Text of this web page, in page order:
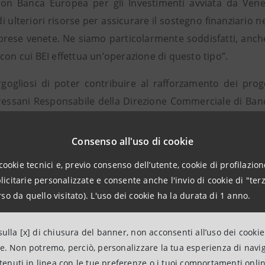
Consenso all'uso di cookie
tecnici e, previo consenso dell’utente, cookie di
personalizzate e consente anche l'invio di cookie di
da quello visitato). L'uso dei cookie ha la durata di 1 anno.
[x] di chiusura del banner, non acconsenti all’uso dei
Non potremo, perciò, personalizzare la tua esperienza di
Banca Europea per gli Investimenti avviata da
ulteriori risorse per assicurare il sostegno finanziario
venete. Ne siamo particolarmente soddisfatti,
cui BEI effettua un’operazione di questo tipo”.
di poter contribuire al rafforzamento dei
Responsabile della Direzione Commerciale di
strategiche essere sempre presente in quelle
di sviluppo del territorio e di aree economiche strategiche
della Bei favore di Veneto Sviluppo - ha concluso
BEI - si inquadra nell’attività di finanziamento della
e a favore delle PMI della Regione
firmati per i progetti “tramvia di Venezia”, per
la viabilità di collegamento con il passante di Mestre e